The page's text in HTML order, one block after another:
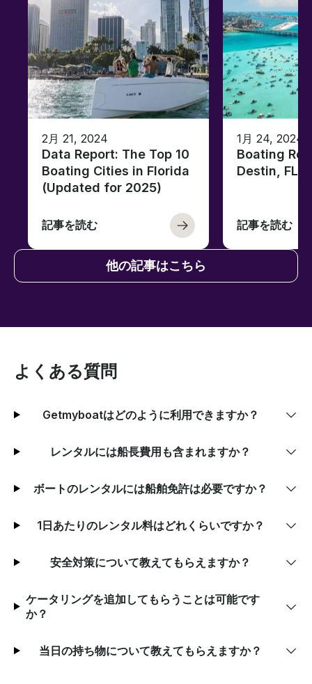
2月 21, 2024
Data Report: The Top 10
Boating Cities in Florida
(Updated for 2025)
記事を読む
1月 24, 2024
Boating
Destin, FL
記事を読む
他の記事はこちら
よくある質問
Getmyboatはどのように利用できますか？
レンタルには船長費用も含まれますか？
ボートのレンタルには船舶免許は必要ですか？
1日あたりのレンタル料はどれくらいですか？
安全対策について教えてもらえますか？
ケータリングを追加してもらうことは可能です
か？
当日の持ち物について教えてもらえますか？